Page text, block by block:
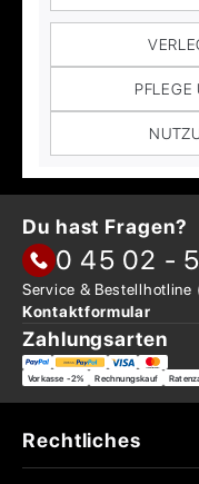
PFLEGE
Du hast Fragen?
0 45 02 -
Service & Bestellhotline
Kontaktformular
Zahlungsarten
Vorkasse -2% Rechnungskauf
Rechtliches